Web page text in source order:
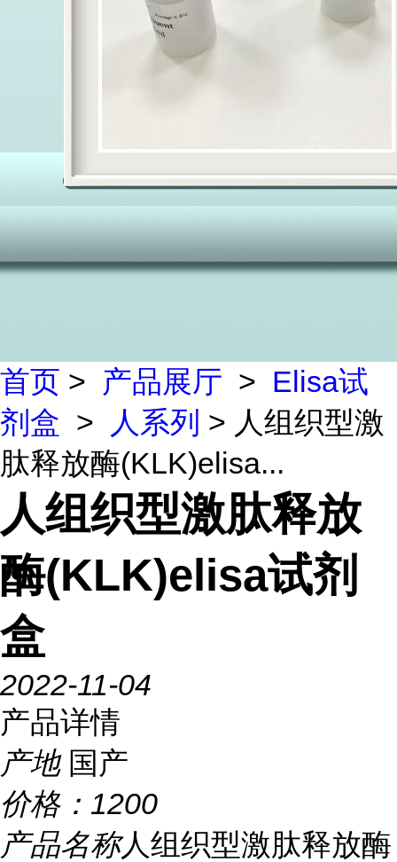
首页 > 产品展厅 > Elisa试
剂盒 > 人系列 > 人组织型激
肽释放酶(KLK)elisa...
人组织型激肽释放
酶(KLK)elisa试剂
盒
2022-11-04
产品详情
产地 国产
价格： 1200
产品名称人组织型激肽释放酶